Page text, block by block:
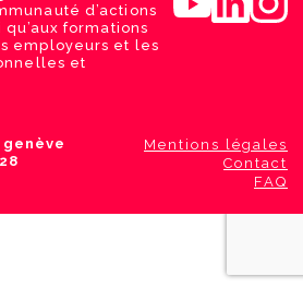
d’actions
formations
employeurs et les
et
genève
Mentions légales
Contact
FAQ